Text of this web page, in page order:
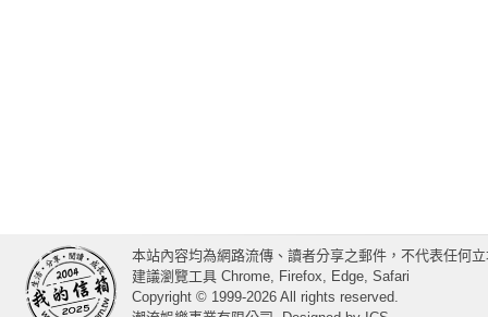
本站內容均為網路流傳、讀者分享之郵件，不代表任何
建議瀏覽工具 Chrome, Firefox, Edge, Safari
Copyright © 1999-2026 All rights reserved.